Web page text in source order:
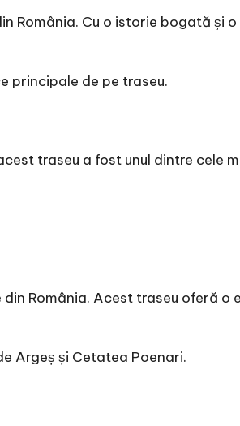
România. Cu o istorie bogată și
principale de pe traseu.
traseu a fost unul dintre cele
România. Acest traseu oferă o
Argeș și Cetatea Poenari.